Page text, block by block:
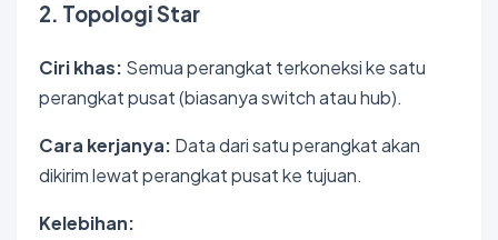
2. Topologi Star
Ciri khas: Semua perangkat terkoneksi ke satu
perangkat pusat (biasanya switch atau hub).
Cara kerjanya: Data dari satu perangkat akan
dikirim lewat perangkat pusat ke tujuan.
Kelebihan: